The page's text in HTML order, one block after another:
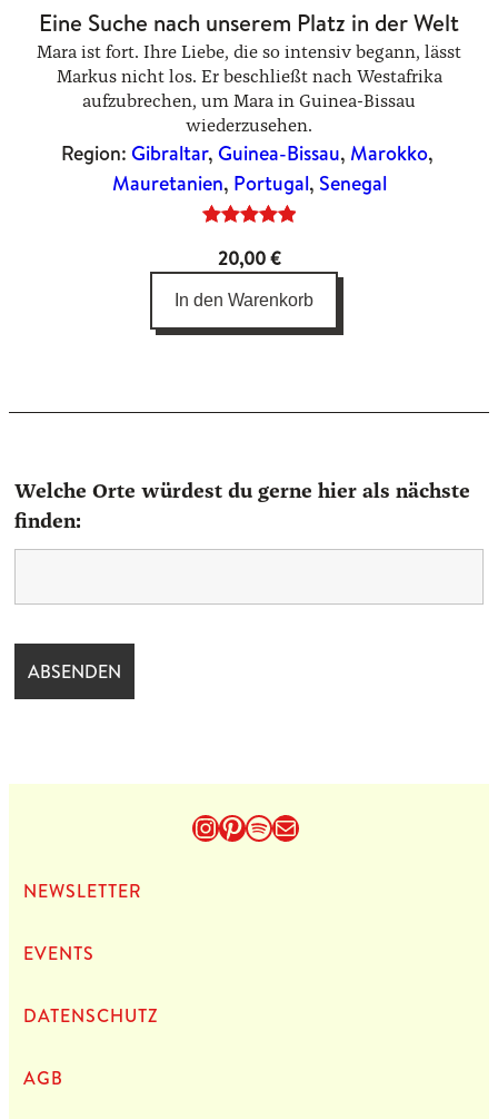
Eine Suche nach unserem Platz in der Welt
Mara ist fort. Ihre Liebe, die so intensiv begann, lässt
Markus nicht los. Er beschließt nach Westafrika
aufzubrechen, um Mara in Guinea-Bissau
wiederzusehen.
Region: Gibraltar, Guinea-Bissau, Marokko
Mauretanien, Portugal, Senegal
mit5.00
von 5,
20,00€
In den Warenkorb
Welche Orte würdest du gerne hier als nächste
finden:
Instagram
Pinterest
Spotify
E-Mail
NEWS­LET­TER
EVENTS
DATEN­SCHUTZ
AGB